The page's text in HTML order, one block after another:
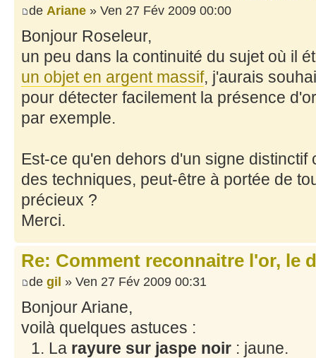
de Ariane » Ven 27 Fév 2009 00:00
Bonjour Roseleur,
un peu dans la continuité du sujet où il
un objet en argent massif, j'aurais
pour détecter facilement la présence
par exemple.
Est-ce qu'en dehors d'un signe distinctif
des techniques, peut-être à portée de
précieux ?
Merci.
Re: Comment reconnaitre l'or, le
de gil » Ven 27 Fév 2009 00:31
Bonjour Ariane,
voilà quelques astuces :
La rayure sur jaspe noir : jaune.